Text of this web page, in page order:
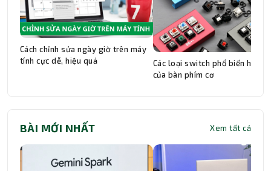
Cách chỉnh sửa ngày giờ trên máy
tính cực dễ, hiệu quả
Các loại switch phổ biến hiện
của bàn phím cơ
BÀI MỚI NHẤT Xem tất cả